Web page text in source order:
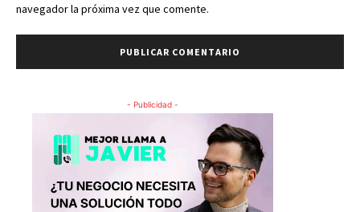
navegador la próxima vez que comente.
- Publicidad -